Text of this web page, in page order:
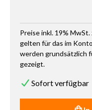
Preise inkl. 19% MwSt.
gelten für das im
werden grundsätzlich
gezeigt.
Sofort verfügbar